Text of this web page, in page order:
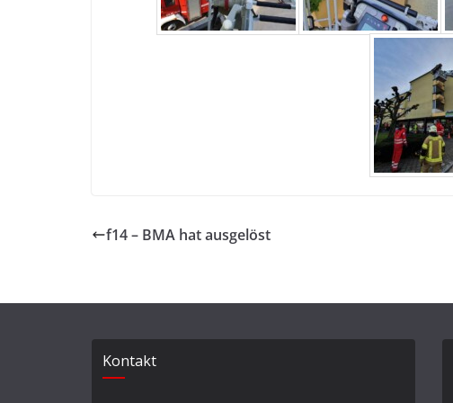
f14 – BMA hat ausgelöst
Kontakt